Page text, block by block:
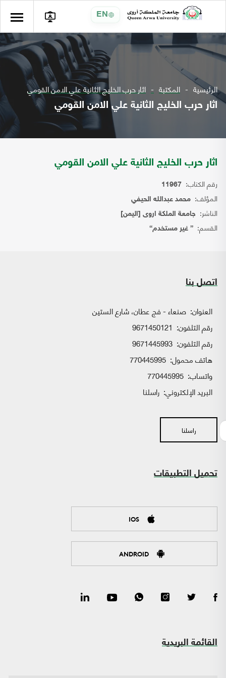
EN
الرئيسية المكتبة اثار حرب الخليج الثانية علي الامن القومي
اثار حرب الخليج الثانية علي الامن القومي
اثار حرب الخليج الثانية علي الامن القومي
رقم الكتاب: 11967
المؤلف: محمد عبدالله الحيفي
الناشر: جامعة الملكة اروى [اليمن]
القسم: { غير مستخدم}
اتصل بنا
العنوان: صنعاء - فج عطان، شارع الستين
رقم التلفون: 9671450121
رقم التلفون: 9671445993
هاتف محمول: 770445995
واتساب:
البريد الإلكتروني: راسلنا
راسلنا
تحميل التطبيقات
IOS
ANDROID
القائمة البريدية